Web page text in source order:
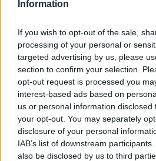
Information
If you wish to opt-out of the sale,
processing of your personal or
targeted advertising by us, please
section to confirm your selection.
opt-out request is processed you
interest-based ads based on
us or personal information
your opt-out. You may separately
disclosure of your personal
IAB’s list of downstream
also be disclosed by us to third